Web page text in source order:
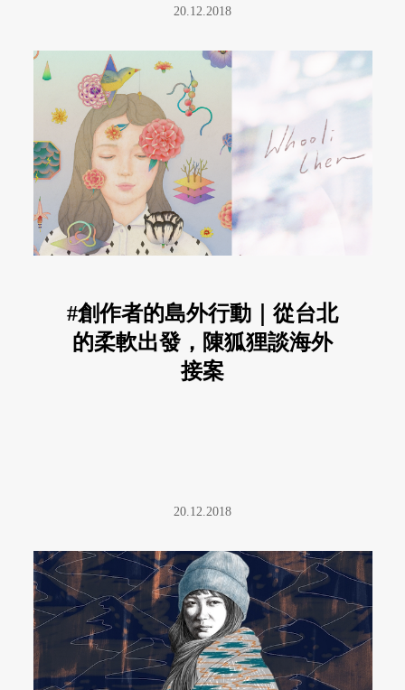
20.12.2018
#創作者的島外行動｜從台北
的柔軟出發，陳狐狸談海外
接案
20.12.2018